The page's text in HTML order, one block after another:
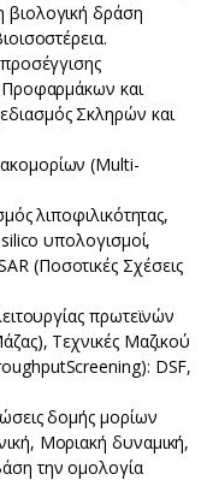
βιολογική δράση
και
Σκληρών και
(Multi-
λιποφιλικότητας,
υπολογισμοί,
(Ποσοτικές Σχέσεις
πρωτεϊνών
Τεχνικές Μαζικού
DSF,
δομής μορίων
Μοριακή δυναμική,
την ομολογία